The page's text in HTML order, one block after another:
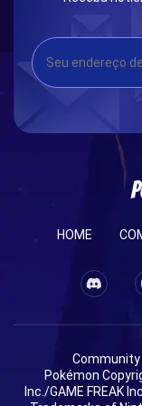
HOME
Community
Pokémon
Inc./GAME FREAK